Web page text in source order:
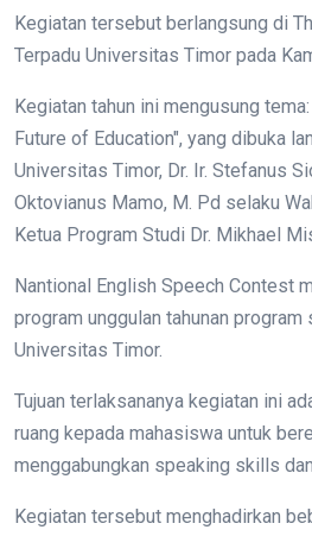
Kegiatan tersebut berlangsung di
Terpadu Universitas Timor pada
Kegiatan tahun ini mengusung
Future of Education", yang dibuka
Universitas Timor, Dr. Ir. Stefanus
Oktovianus Mamo, M. Pd selaku
Ketua Program Studi Dr. Mikhael
Nantional English Speech Contest
program unggulan tahunan
Universitas Timor.
Tujuan terlaksananya kegiatan ini
ruang kepada mahasiswa untuk
menggabungkan speaking skills
Kegiatan tersebut menghadirkan